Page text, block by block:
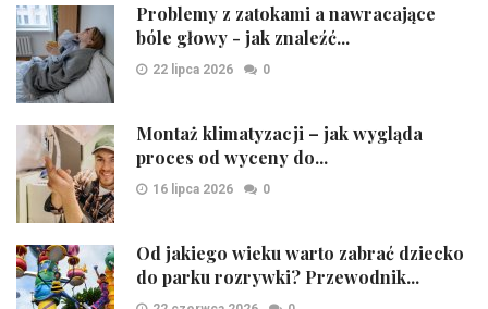
Problemy z zatokami a nawracające
bóle głowy - jak znaleźć...
22 lipca 2026 0
Montaż klimatyzacji – jak wygląda
proces od wyceny do...
16 lipca 2026 0
Od jakiego wieku warto zabrać dziecko
do parku rozrywki? Przewodnik...